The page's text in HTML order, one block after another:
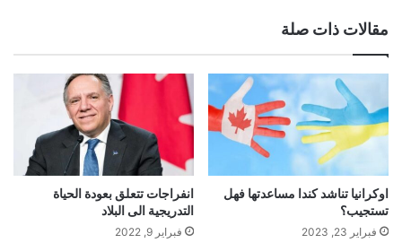
مقالات ذات صلة
اوكرانيا تناشد كندا مساعدتها فهل
تستجيب؟
فبراير 23, 2023
انفراجات تتعلق بعودة الحياة
التدريجية الى البلاد
فبراير 9, 2022